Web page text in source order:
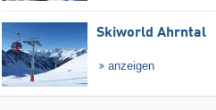
Skiworld Ahrntal
anzeigen